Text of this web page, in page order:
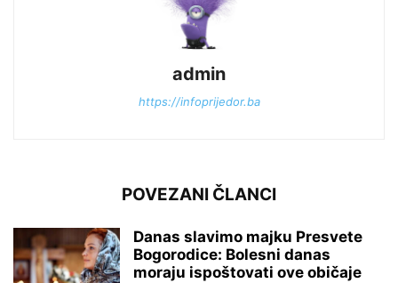
admin
https://infoprijedor.ba
POVEZANI ČLANCI
Danas slavimo majku Presvete
Bogorodice: Bolesni danas
moraju ispoštovati ove običaje